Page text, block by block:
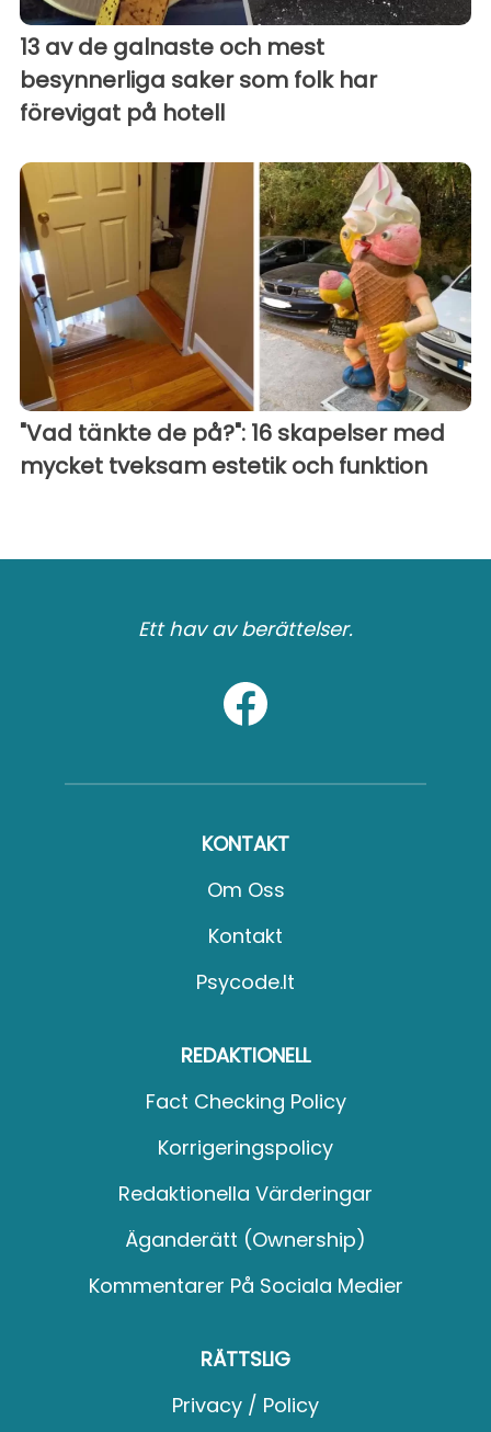
13 av de galnaste och mest
besynnerliga saker som folk har
förevigat på hotell
"Vad tänkte de på?": 16 skapelser med
mycket tveksam estetik och funktion
Ett hav av berättelser.
KONTAKT
Om Oss
Kontakt
Psycode.it
REDAKTIONELL
Fact Checking Policy
Korrigeringspolicy
Redaktionella Värderingar
Äganderätt (Ownership)
Kommentarer På Sociala Medier
RÄTTSLIG
Privacy / Policy